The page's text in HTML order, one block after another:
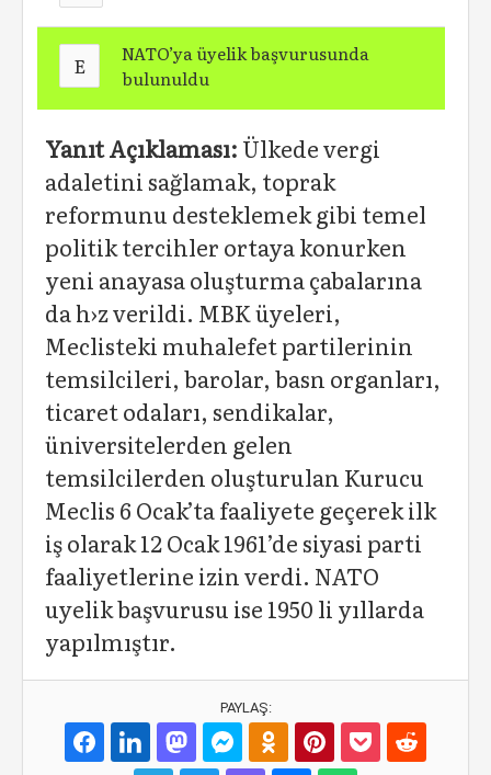
E
NATO’ya üyelik başvurusunda
bulunuldu
Yanıt Açıklaması: Ülkede vergi
adaletini sağlamak, toprak
reformunu desteklemek gibi temel
politik tercihler ortaya konurken
yeni anayasa oluşturma çabalarına
da h›z verildi. MBK üyeleri,
Meclisteki muhalefet partilerinin
temsilcileri, barolar, basn organları,
ticaret odaları, sendikalar,
üniversitelerden gelen
temsilcilerden oluşturulan Kurucu
Meclis 6 Ocak’ta faaliyete geçerek ilk
iş olarak 12 Ocak 1961’de siyasi parti
faaliyetlerine izin verdi. NATO
uyelik başvurusu ise 1950 li yıllarda
yapılmıştır.
PAYLAŞ: